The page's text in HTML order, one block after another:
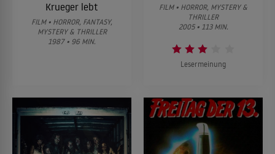
Krueger lebt
FILM • HORROR, FANTASY,
MYSTERY & THRILLER
1987 • 96 MIN.
FILM • HORROR, MYSTERY &
THRILLER
2005 • 113 MIN.
Lesermeinung